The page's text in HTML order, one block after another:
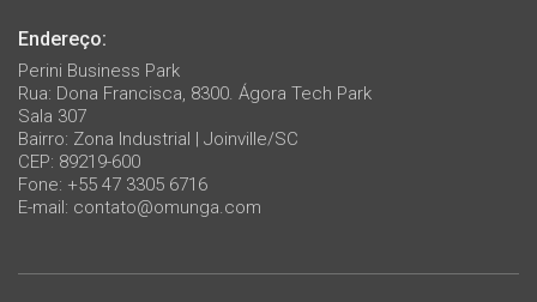
Endereço:
Perini Business Park
Rua: Dona Francisca, 8300. Ágora Tech Park
Sala 307
Bairro: Zona Industrial | Joinville/SC
CEP: 89219-600
Fone: +55 47 3305 6716
E-mail: contato@omunga.com